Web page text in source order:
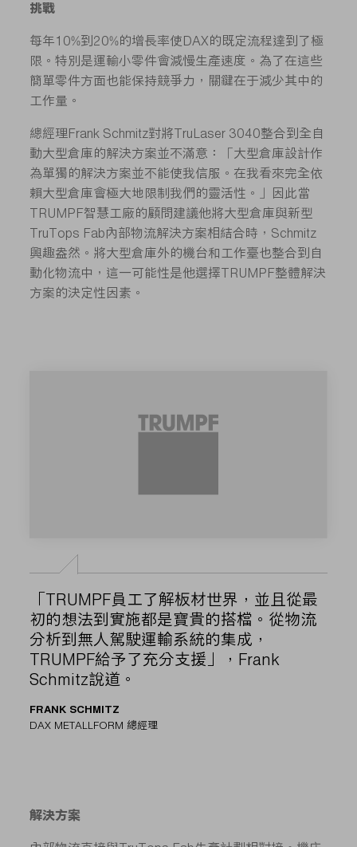
挑戰
每年10%到20%的增長率使DAX的既定流程達到了極
限。特別是運輸小零件會減慢生產速度。為了在這些
簡單零件方面也能保持競爭力，關鍵在于減少其中的
工作量。
總經理Frank Schmitz對將TruLaser 3040整合到全自
動大型倉庫的解決方案並不滿意：「大型倉庫設計作
為單獨的解決方案並不能使我信服。在我看來完全依
賴大型倉庫會極大地限制我們的靈活性。」因此當
TRUMPF智慧工廠的顧問建議他將大型倉庫與新型
TruTops Fab內部物流解決方案相結合時，Schmitz
興趣盎然。將大型倉庫外的機台和工作臺也整合到自
動化物流中，這一可能性是他選擇TRUMPF整體解決
方案的決定性因素。
「TRUMPF員工了解板材世界，並且從最
初的想法到實施都是寶貴的搭檔。從物流
分析到無人駕駛運輸系統的集成，
TRUMPF給予了充分支援」，Frank
Schmitz說道。
FRANK SCHMITZ
DAX METALLFORM 總經理
解決方案